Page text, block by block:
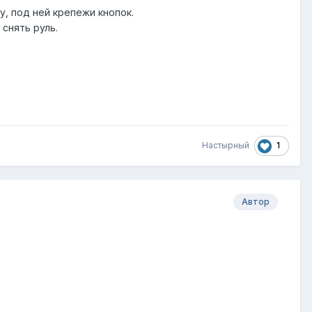
под ней крепежи кнопок.
руль.
Настырный 1
Автор